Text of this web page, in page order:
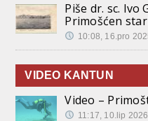
Piše dr. sc. Ivo
Primošćen
10:08, 16.pro
VIDEO KANTUN
Video –
11:17, 10.lip 2026